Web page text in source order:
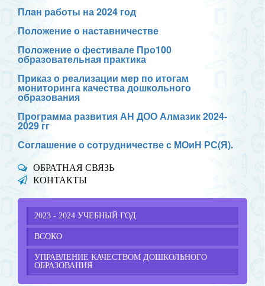
План работы на 2024 год
Положение о наставничестве
Положение о фестивале Про100
образовательная практика
Приказ о реализации мер по итогам
мониторинга качества дошкольного
образования
Программа развития АН ДОО Алмазик 2024-
2029 гг
Соглашение о сотрудничестве с МОиН РС(Я).
ОБРАТНАЯ СВЯЗЬ
КОНТАКТЫ
2023 - 2024 УЧЕБНЫЙ ГОД
ВСОКО
УПРАВЛЕНИЕ КАЧЕСТВОМ ДОШКОЛЬНОГО
ОБРАЗОВАНИЯ